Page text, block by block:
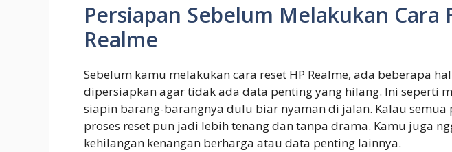
Persiapan Sebelum Melakukan Cara
Realme
Sebelum kamu melakukan cara reset HP Realme, ada beberapa
dipersiapkan agar tidak ada data penting yang hilang. Ini seperti
siapin barang-barangnya dulu biar nyaman di jalan. Kalau semua
proses reset pun jadi lebih tenang dan tanpa drama. Kamu juga
kehilangan kenangan berharga atau data penting lainnya.